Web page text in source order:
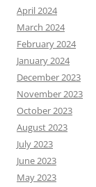
April 2024
March 2024
February 2024
January 2024
December 2023
November 2023
October 2023
August 2023
July 2023
June 2023
May 2023